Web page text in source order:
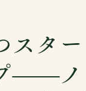
スタ
——ノ